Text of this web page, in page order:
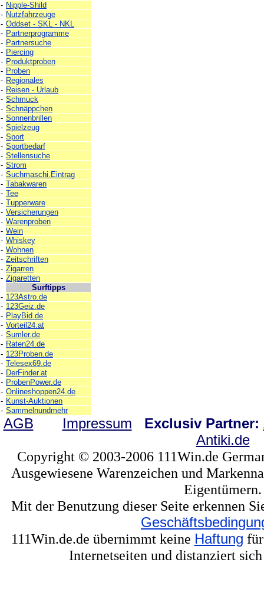
- Nipple-Shild
- Nutzfahrzeuge
- Oddset - SKL - NKL
- Partnerprogramme
- Partnersuche
- Piercing
- Produktproben
- Proben
- Regionales
- Reisen - Urlaub
- Schmuck
- Schnäppchen
- Sonnenbrillen
- Spielzeug
- Sport
- Sportbedarf
- Stellensuche
- Strom
- Suchmaschi.Eintrag
- Tabakwaren
- Tee
- Tupperware
- Versicherungen
- Warenproben
- Wein
- Whiskey
- Wohnen
- Zeitschriften
- Zigarren
- Zigaretten
Surftipps
- 123Astro.de
- 123Geiz.de
- PlayBid.de
- Vorteil24.at
- Sumler.de
- Raten24.de
- 123Proben.de
- Telesex69.de
- DerFinder.at
- ProbenPower.de
- Onlineshoppen24.de
- Kunst-Auktionen
- Sammelnundmehr
AGB Impressum Exclusiv Partner:
Antiki.de
Copyright © 2003-2006 111Win.de
Ausgewiesene Warenzeichen und
Eigentümern.
Mit der Benutzung dieser Seite erkennen
111Win.de.de übernimmt keine Haftung
Internetseiten und distanziert